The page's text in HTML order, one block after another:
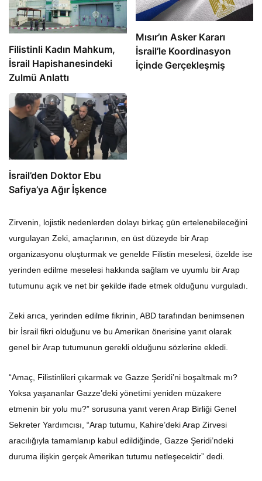
Filistinli Kadın Mahkum,
İsrail Hapishanesindeki
Zulmü Anlattı
Mısır’ın Asker Kararı
İsrail’le Koordinasyon
İçinde Gerçekleşmiş
İsrail’den Doktor Ebu
Safiya’ya Ağır İşkence
Zirvenin, lojistik nedenlerden dolayı birkaç gün ertelenebileceğini
vurgulayan Zeki, amaçlarının, en üst düzeyde bir Arap
organizasyonu oluşturmak ve genelde Filistin meselesi, özelde ise
yerinden edilme meselesi hakkında sağlam ve uyumlu bir Arap
tutumunu açık ve net bir şekilde ifade etmek olduğunu vurguladı.
Zeki arıca, yerinden edilme fikrinin, ABD tarafından benimsenen
bir İsrail fikri olduğunu ve bu Amerikan önerisine yanıt olarak
genel bir Arap tutumunun gerekli olduğunu sözlerine ekledi.
“Amaç, Filistinlileri çıkarmak ve Gazze Şeridi’ni boşaltmak mı?
Yoksa yaşananlar Gazze’deki yönetimi yeniden müzakere
etmenin bir yolu mu?” sorusuna yanıt veren Arap Birliği Genel
Sekreter Yardımcısı, “Arap tutumu, Kahire’deki Arap Zirvesi
aracılığıyla tamamlanıp kabul edildiğinde, Gazze Şeridi’ndeki
duruma ilişkin gerçek Amerikan tutumu netleşecektir” dedi.